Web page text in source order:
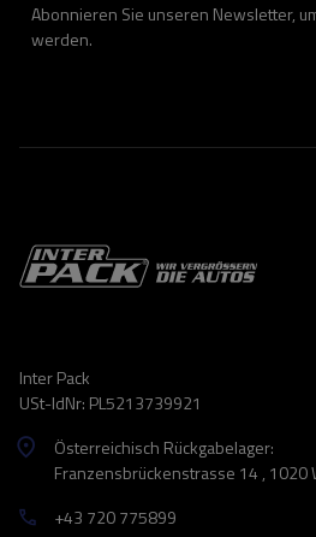
Abonnieren Sie unseren Newsletter,
werden.
Inter Pack
USt-IdNr: PL5213739921
Österreichisch Rückgabelager:
Franzensbrückenstrasse 14 , 1020
+43 720 775899